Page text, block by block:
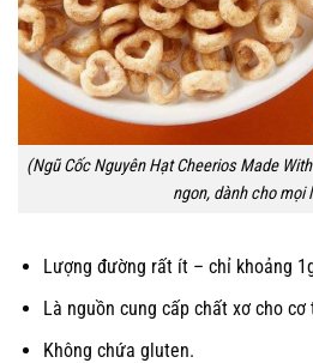
(Ngũ Cốc Nguyên Hạt Cheerios Made
ngon, dành cho mọi
Lượng đường rất ít – chỉ khoảng
Là nguồn cung cấp chất xơ cho cơ
Không chứa gluten.